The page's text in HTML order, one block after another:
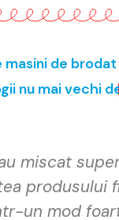
de
nu mai vechi
miscat
produsului
un mod